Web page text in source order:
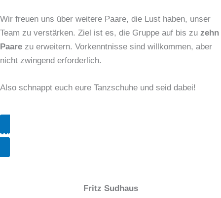
Wir freuen uns über weitere Paare, die Lust haben, unser
Team zu verstärken. Ziel ist es, die Gruppe auf bis zu zehn
Paare zu erweitern. Vorkenntnisse sind willkommen, aber
nicht zwingend erforderlich.
Also schnappt euch eure Tanzschuhe und seid dabei!
WERDE MITGLIED
Fritz Sudhaus